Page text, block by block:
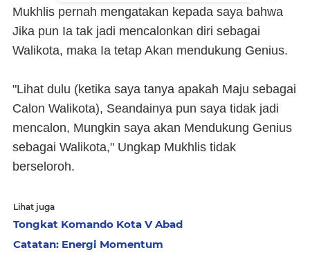
Mukhlis pernah mengatakan kepada saya bahwa
Jika pun Ia tak jadi mencalonkan diri sebagai
Walikota, maka Ia tetap Akan mendukung Genius.
"Lihat dulu (ketika saya tanya apakah Maju sebagai
Calon Walikota), Seandainya pun saya tidak jadi
mencalon, Mungkin saya akan Mendukung Genius
sebagai Walikota," Ungkap Mukhlis tidak
berseloroh.
Lihat juga
Tongkat Komando Kota V Abad
Catatan: Energi Momentum